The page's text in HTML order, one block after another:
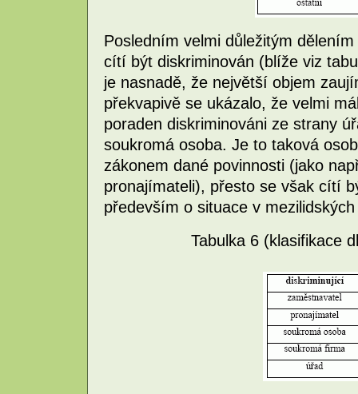
Posledním velmi důležitým
cítí být diskriminován (blíže viz
je nasnadě, že největší objem
překvapivě se ukázalo, že velmi
poraden diskriminováni ze strany
soukromá osoba. Je to taková
zákonem dané povinnosti (jako
pronajímateli), přesto se však cítí
především o situace v
Tabulka 6 (klasifikace